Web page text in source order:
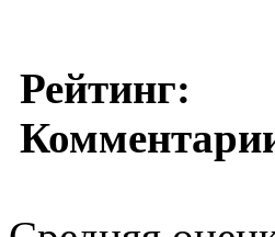
Рейтинг: